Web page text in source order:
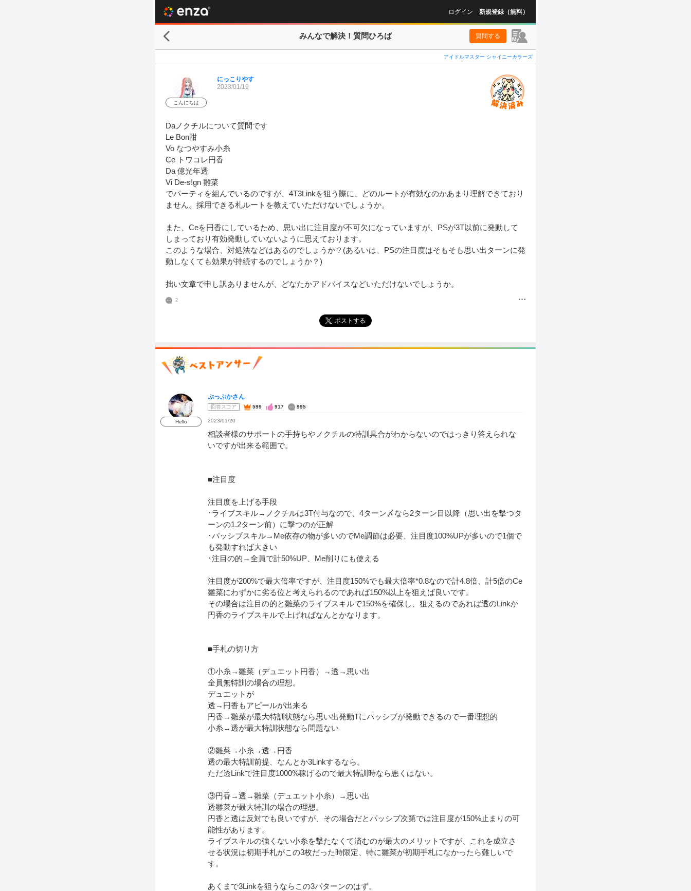
ログイン 新規登録（無料）
みんなで解決！ 質問ひろば 質問する
アイドルマスター シャイニーカラーズ
こんにちは
にっこりやす
2023/01/19
Daノクチルについて質問です
Le Bon甜
Vo なつやすみ小糸
Ce トワコレ円香
Da 億光年透
Vi De-s!gn 雛菜
でパーティを組んでいるのですが、4T3Linkを狙う際に、どのルートが有効なのかあまり理解できており
ません。採用できる札ルートを教えていただけないでしょうか。
また、Ceを円香にしているため、思い出に注目度が不可欠になっていますが、PSが3T以前に発動して
しまっており有効発動していないように思えております。
このような場合、対処法などはあるのでしょうか？(あるいは、PSの注目度はそもそも思い出ターンに発
動しなくても効果が持続するのでしょうか？)
拙い文章で申し訳ありませんが、どなたかアドバイスなどいただけないでしょうか。
2
ポストする
Hello
ぷっぷかさん
回答スコア 599 917 995
2023/01/20
相談者様のサポートの手持ちやノクチルの特訓具合がわからないのではっきり答えられな
いですが出来る範囲で。
■注目度
注目度を上げる手段
･ライブスキル→ノクチルは3T付与なので、4ターン〆なら2ターン目以降（思い出を撃つタ
ーンの1.2ターン前）に撃つのが正解
･パッシブスキル→Me依存の物が多いのでMe調節は必要、注目度100%UPが多いので1個で
も発動すれば大きい
･注目の的→全員で計50%UP、Me削りにも使える
注目度が200%で最大倍率ですが、注目度150%でも最大倍率*0.8なので計4.8倍、計5倍のCe
雛菜にわずかに劣る位と考えられるのであれば150%以上を狙えば良いです。
その場合は注目の的と雛菜のライブスキルで150%を確保し、狙えるのであれば透のLinkか
円香のライブスキルで上げればなんとかなります。
■手札の切り方
①小糸→雛菜（デュエット円香）→透→思い出
全員無特訓の場合の理想。
デュエットが
透→円香もアピールが出来る
円香→雛菜が最大特訓状態なら思い出発動Tにパッシブが発動できるので一番理想的
小糸→透が最大特訓状態なら問題ない
②雛菜→小糸→透→円香
透の最大特訓前提、なんとか3Linkするなら。
ただ透Linkで注目度1000%稼げるので最大特訓時なら悪くはない。
③円香→透→雛菜（デュエット小糸）→思い出
透雛菜が最大特訓の場合の理想。
円香と透は反対でも良いですが、その場合だとパッシブ次第では注目度が150%止まりの可
能性があります。
ライブスキルの強くない小糸を撃たなくて済むのが最大のメリットですが、これを成立さ
せる状況は初期手札がこの3枚だった時限定、特に雛菜が初期手札になかったら難しいで
す。
あくまで3Linkを狙うならこの3パターンのはず。